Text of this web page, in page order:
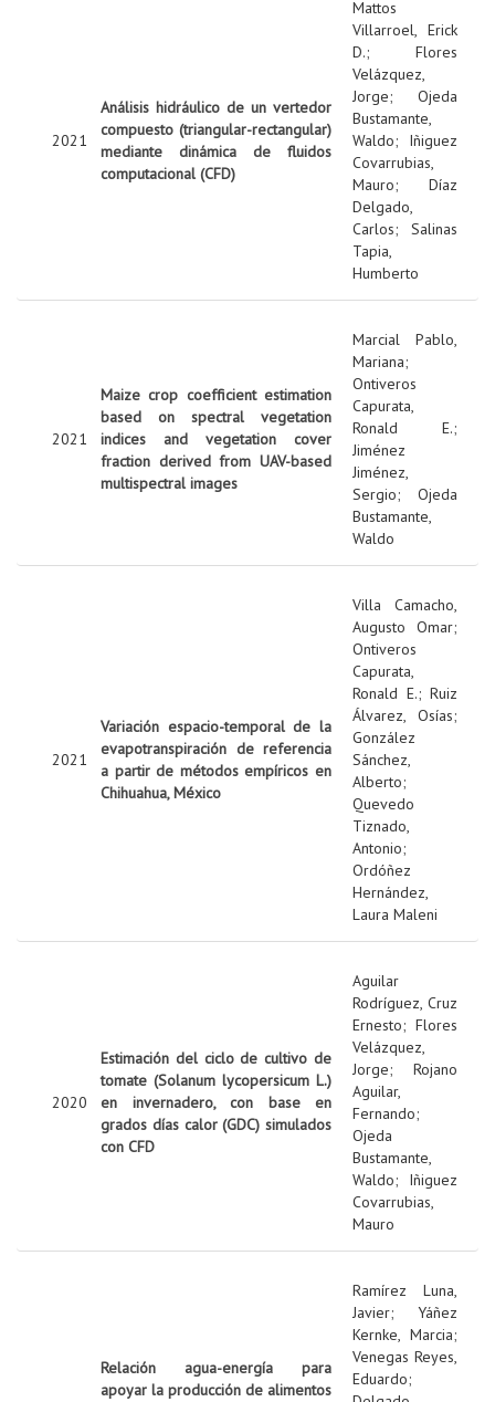
2021
Análisis hidráulico de un vertedor
compuesto (triangular-rectangular)
mediante dinámica de fluidos
computacional (CFD)
Mattos
Villarroel, Erick
D.; Flores
Velázquez,
Jorge; Ojeda
Bustamante,
Waldo; Iñiguez
Covarrubias,
Mauro; Díaz
Delgado,
Carlos; Salinas
Tapia,
Humberto
2021
Maize crop coefficient estimation
based on spectral vegetation
indices and vegetation cover
fraction derived from UAV-based
multispectral images
Marcial Pablo,
Mariana;
Ontiveros
Capurata,
Ronald E.;
Jiménez
Jiménez,
Sergio; Ojeda
Bustamante,
Waldo
2021
Variación espacio-temporal de la
evapotranspiración de referencia
a partir de métodos empíricos en
Chihuahua, México
Villa Camacho,
Augusto Omar;
Ontiveros
Capurata,
Ronald E.; Ruiz
Álvarez, Osías;
González
Sánchez,
Alberto;
Quevedo
Tiznado,
Antonio;
Ordóñez
Hernández,
Laura Maleni
2020
Estimación del ciclo de cultivo de
tomate (Solanum lycopersicum L.)
en invernadero, con base en
grados días calor (GDC) simulados
con CFD
Aguilar
Rodríguez, Cruz
Ernesto; Flores
Velázquez,
Jorge; Rojano
Aguilar,
Fernando;
Ojeda
Bustamante,
Waldo; Iñiguez
Covarrubias,
Mauro
Relación agua-energía para
apoyar la producción de alimentos
Ramírez Luna,
Javier; Yáñez
Kernke, Marcia;
Venegas Reyes,
Eduardo;